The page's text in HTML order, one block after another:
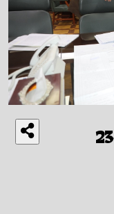
2025-12-23